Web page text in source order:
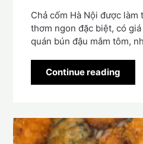
Chả cốm Hà Nội được làm
thơm ngon đặc biệt, có
quán bún đậu mắm tôm,
Continue reading